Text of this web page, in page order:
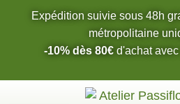
Expédition suivie sous 48h
métropolitaine
-10% dès 80€d'achat